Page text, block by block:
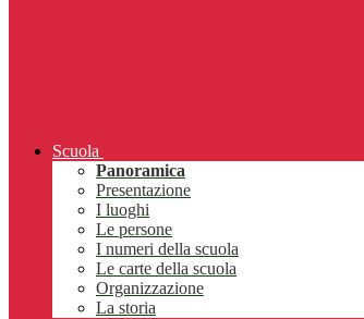
Scuola
Panoramica
Presentazione
I luoghi
Le persone
I numeri della scuola
Le carte della scuola
Organizzazione
La storia